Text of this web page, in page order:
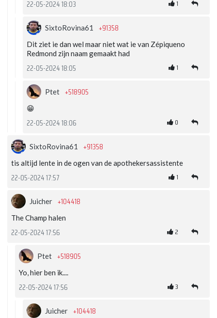
22-05-2024 18:03 1
SixtoRovina61 +91358
Dit ziet ie dan wel maar niet wat ie van Zépiqueno
Redmond zijn naam gemaakt had
22-05-2024 18:05 1
Ptet +518905
😁
22-05-2024 18:06 0
SixtoRovina61 +91358
tis altijd lente in de ogen van de apothekersassistente
22-05-2024 17:57 1
Juicher +104418
The Champ halen
22-05-2024 17:56 2
Ptet +518905
Yo, hier ben ik....
22-05-2024 17:56 3
Juicher +104418